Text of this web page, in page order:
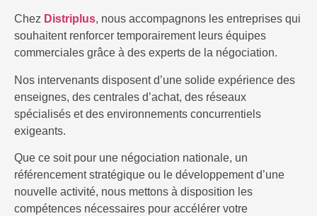
Chez Distriplus, nous accompagnons les entreprises qui
souhaitent renforcer temporairement leurs équipes
commerciales grâce à des experts de la négociation.
Nos intervenants disposent d’une solide expérience des
enseignes, des centrales d’achat, des réseaux
spécialisés et des environnements concurrentiels
exigeants.
Que ce soit pour une négociation nationale, un
référencement stratégique ou le développement d’une
nouvelle activité, nous mettons à disposition les
compétences nécessaires pour accélérer votre